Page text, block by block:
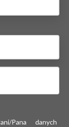
Pana danych